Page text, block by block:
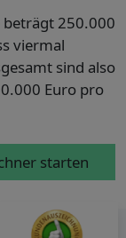
250.000
viermal
sind also
Euro pro
starten